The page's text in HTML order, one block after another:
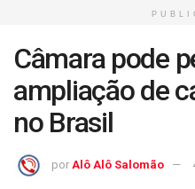
Câmara pode
ampliação de
no Brasil
por Alô Alô Salomão